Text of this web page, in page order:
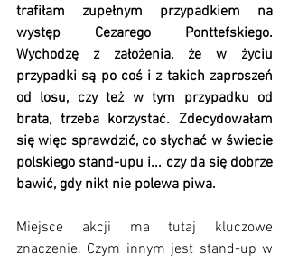
trafiłam zupełnym przypadkiem na
występ Cezarego Ponttefskiego.
Wychodzę z założenia, że w życiu
przypadki są po coś i z takich zaproszeń
od losu, czy też w tym przypadku od
brata, trzeba korzystać. Zdecydowałam
się więc sprawdzić, co słychać w świecie
polskiego stand-upu i... czy da się dobrze
bawić, gdy nikt nie polewa piwa.
Miejsce akcji ma tutaj kluczowe
znaczenie. Czym innym jest stand-up w